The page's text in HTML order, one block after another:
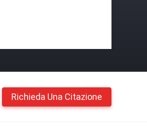
Richieda Una Citazione